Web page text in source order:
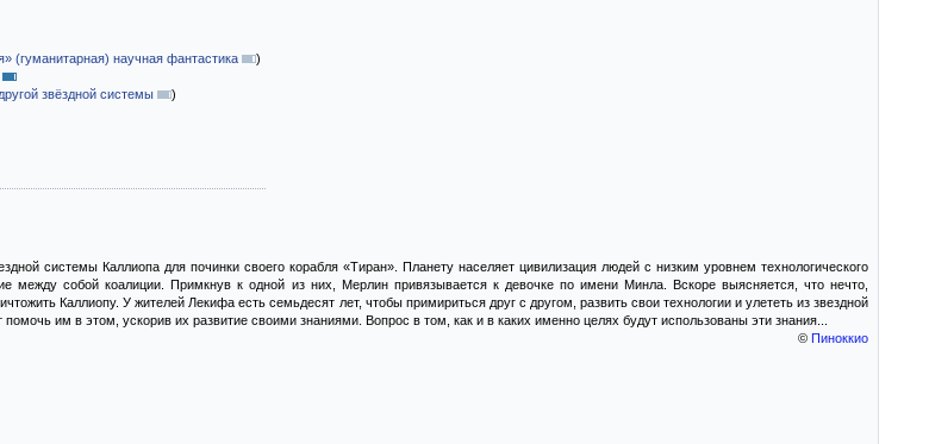
(гуманитарная) научная фантастика
)
звёздной системы
)
системы Каллиопа для починки своего корабля «Тиран». Планету населяет цивилизация людей с низким уровнем технологического
между собой коалиции. Примкнув к одной из них, Мерлин привязывается к девочке по имени Минла. Вскоре выясняется, что нечто,
Каллиопу. У жителей Лекифа есть семьдесят лет, чтобы примириться друг с другом, развить свои технологии и улететь из звездной
им в этом, ускорив их развитие своими знаниями. Вопрос в том, как и в каких именно целях будут использованы эти знания...
© Пиноккио